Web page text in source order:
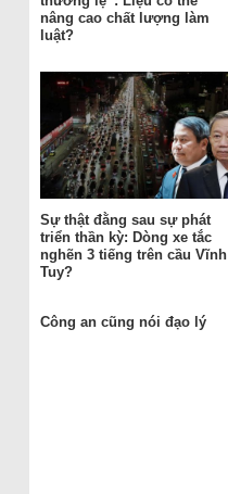
nâng cao chất lượng làm
luật?
Sự thật đằng sau sự phát
triển thần kỳ: Dòng xe tắc
nghẽn 3 tiếng trên cầu Vĩnh
Tuy?
Công an cũng nói đạo lý